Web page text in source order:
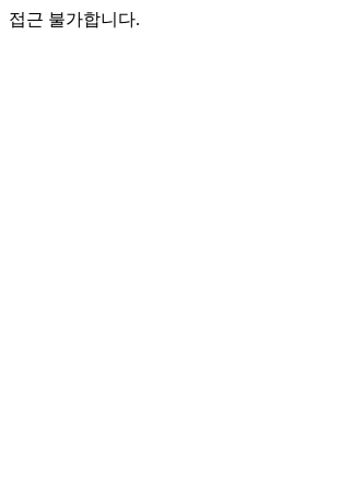
접근 불가합니다.